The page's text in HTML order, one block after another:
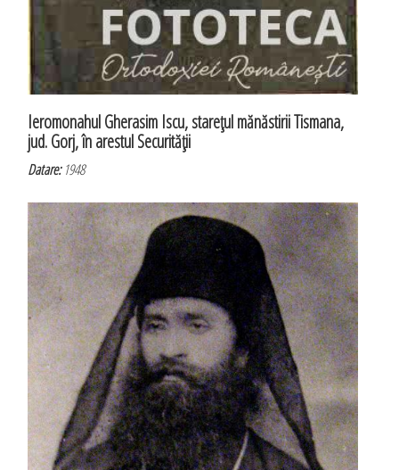
Ieromonahul Gherasim Iscu, stareţul mănăstirii Tismana,
jud. Gorj, în arestul Securităţii
Datare:1948